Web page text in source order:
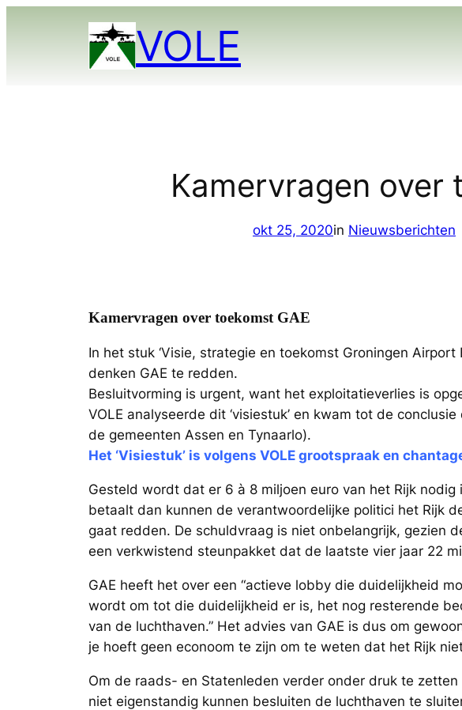
VOLE
Kamervragen over
okt 25, 2020in Nieuwsberichten
Kamervragen over toekomst GAE
In het stuk ‘Visie, strategie en toekomst Groningen
denken GAE te redden.
Besluitvorming is urgent, want het exploitatieverlies is
VOLE analyseerde dit ‘visiestuk’ en kwam tot de
de gemeenten Assen en Tynaarlo).
Het ‘Visiestuk’ is volgens VOLE grootspraak en
Gesteld wordt dat er 6 à 8 miljoen euro van het Rijk
betaalt dan kunnen de verantwoordelijke politici het Rijk
gaat redden. De schuldvraag is niet onbelangrijk, gezien
een verkwistend steunpakket dat de laatste vier jaar 22
GAE heeft het over een “actieve lobby die duidelijkheid
wordt om tot die duidelijkheid er is, het nog resterende
van de luchthaven.” Het advies van GAE is dus om
je hoeft geen econoom te zijn om te weten dat het Rijk
Om de raads- en Statenleden verder onder druk te
niet eigenstandig kunnen besluiten de luchthaven te